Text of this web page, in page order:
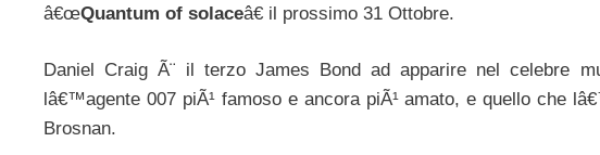
â€œQuantum of solaceâ€ il prossimo 31 Ottobre.
Daniel Craig Ã¨ il terzo James Bond ad apparire nel celebre
lâ€™agente 007 piÃ¹ famoso e ancora piÃ¹ amato, e quello che
Brosnan.